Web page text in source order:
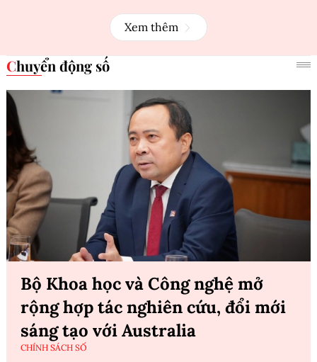
Xem thêm
Chuyển động số
Bộ Khoa học và Công nghệ mở
rộng hợp tác nghiên cứu, đổi mới
sáng tạo với Australia
CHÍNH SÁCH SỐ